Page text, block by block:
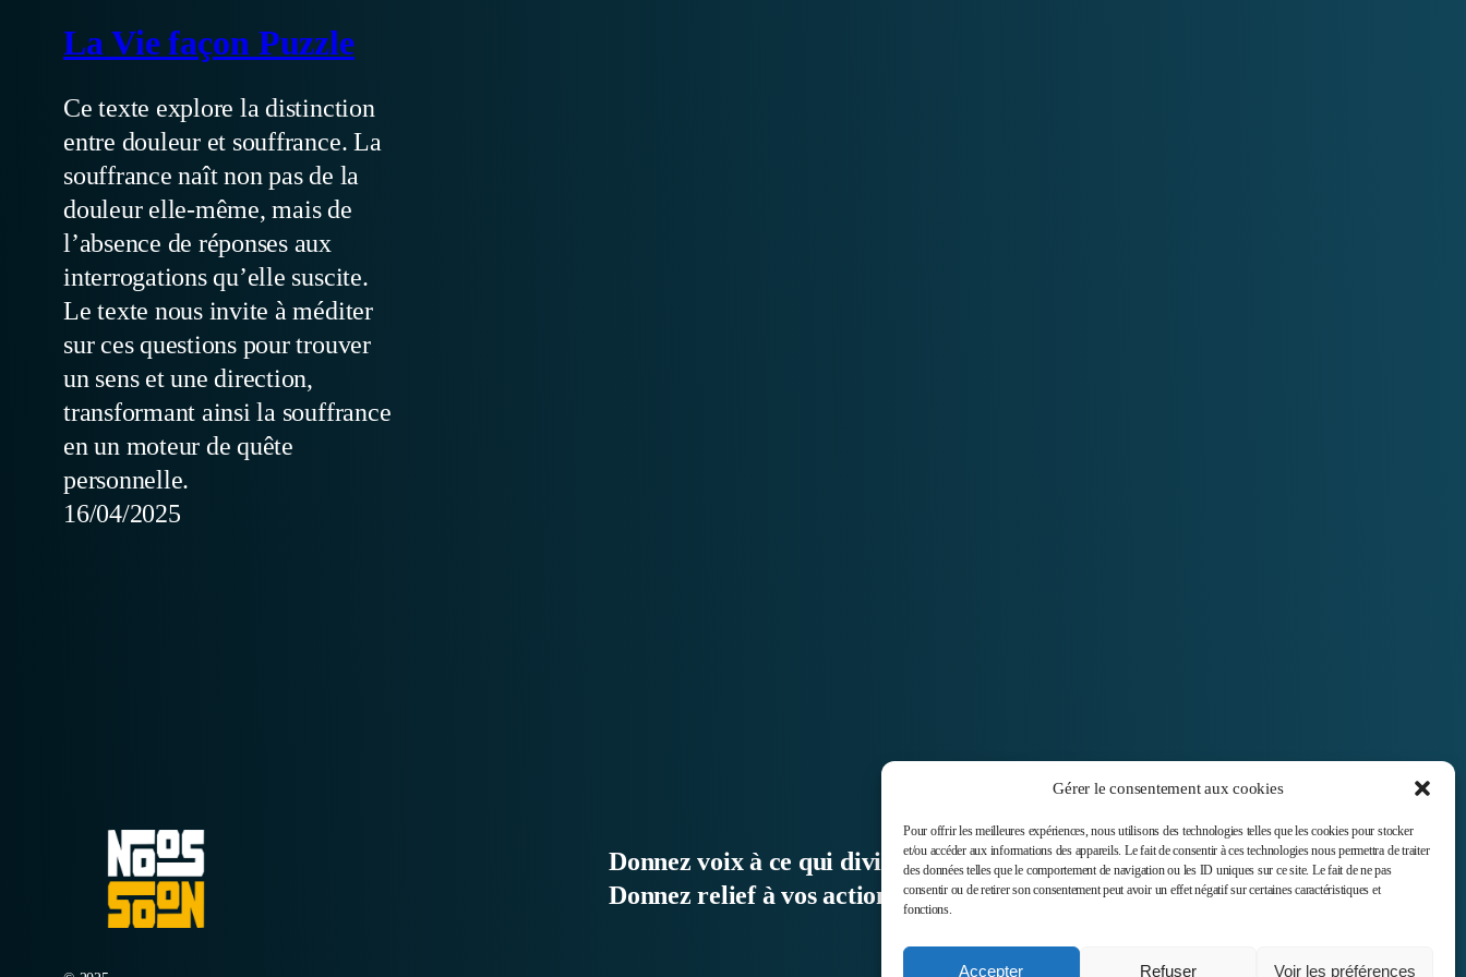
Gérer le consentement aux cookies
Pour offrir les meilleures expériences, nous utilisons des technologies telles que les cookies pour stocker
et/ou accéder aux informations des appareils. Le fait de consentir à ces technologies nous permettra de traiter
des données telles que le comportement de navigation ou les ID uniques sur ce site. Le fait de ne pas
consentir ou de retirer son consentement peut avoir un effet négatif sur certaines caractéristiques et
fonctions.
Accepter Refuser Voir les préférences
La Vie façon Puzzle
Ce texte explore la distinction
entre douleur et souffrance. La
souffrance naît non pas de la
douleur elle-même, mais de
l’absence de réponses aux
interrogations qu’elle suscite.
Le texte nous invite à méditer
sur ces questions pour trouver
un sens et une direction,
transformant ainsi la souffrance
en un moteur de quête
personnelle.
16/04/2025
Donnez voix à ce qui divise,
Donnez relief à vos actions.
Newsletter